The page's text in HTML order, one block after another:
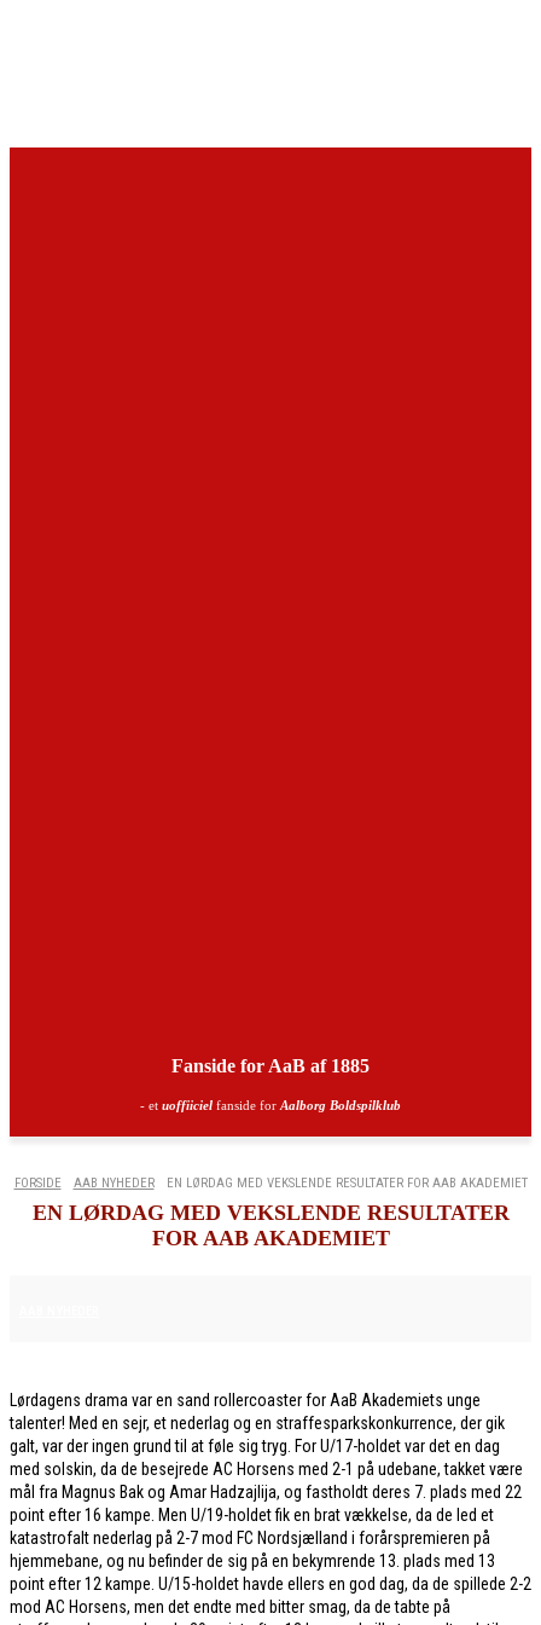
Fanside for AaB af 1885
- et uoffiiciel fanside for Aalborg Boldspilklub
FORSIDE AAB NYHEDER EN LØRDAG MED VEKSLENDE RESULTATER FOR AAB AKADEMIET
EN LØRDAG MED VEKSLENDE RESULTATER
FOR AAB AKADEMIET
Lørdagens drama var en sand rollercoaster for AaB Akademiets unge
talenter! Med en sejr, et nederlag og en straffesparkskonkurrence, der gik
galt, var der ingen grund til at føle sig tryg. For U/17-holdet var det en dag
med solskin, da de besejrede AC Horsens med 2-1 på udebane, takket være
mål fra Magnus Bak og Amar Hadzajlija, og fastholdt deres 7. plads med 22
point efter 16 kampe. Men U/19-holdet fik en brat vækkelse, da de led et
katastrofalt nederlag på 2-7 mod FC Nordsjælland i forårspremieren på
hjemmebane, og nu befinder de sig på en bekymrende 13. plads med 13
point efter 12 kampe. U/15-holdet havde ellers en god dag, da de spillede 2-2
mod AC Horsens, men det endte med bitter smag, da de tabte på